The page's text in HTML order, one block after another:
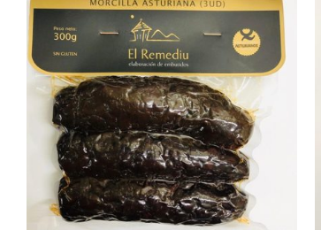
AÑADIR AL CARRITO
/
QUICK VIEW